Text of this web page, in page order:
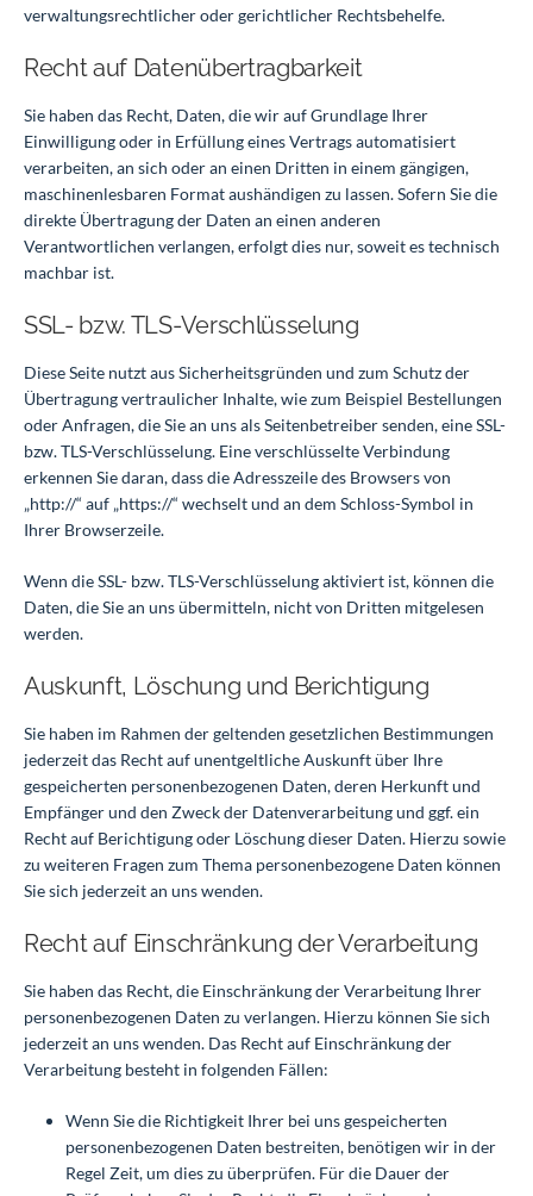
verwaltungsrechtlicher oder gerichtlicher Rechtsbehelfe.
Recht auf Daten­übertrag­barkeit
Sie haben das Recht, Daten, die wir auf Grundlage Ihrer
Einwilligung oder in Erfüllung eines Vertrags automatisiert
verarbeiten, an sich oder an einen Dritten in einem gängigen,
maschinenlesbaren Format aushändigen zu lassen. Sofern Sie die
direkte Übertragung der Daten an einen anderen
Verantwortlichen verlangen, erfolgt dies nur, soweit es technisch
machbar ist.
SSL- bzw. TLS-Verschlüsselung
Diese Seite nutzt aus Sicherheitsgründen und zum Schutz der
Übertragung vertraulicher Inhalte, wie zum Beispiel Bestellungen
oder Anfragen, die Sie an uns als Seitenbetreiber senden, eine SSL-
bzw. TLS-Verschlüsselung. Eine verschlüsselte Verbindung
erkennen Sie daran, dass die Adresszeile des Browsers von
„http://“ auf „https://“ wechselt und an dem Schloss-Symbol in
Ihrer Browserzeile.
Wenn die SSL- bzw. TLS-Verschlüsselung aktiviert ist, können die
Daten, die Sie an uns übermitteln, nicht von Dritten mitgelesen
werden.
Auskunft, Löschung und Berichtigung
Sie haben im Rahmen der geltenden gesetzlichen Bestimmungen
jederzeit das Recht auf unentgeltliche Auskunft über Ihre
gespeicherten personenbezogenen Daten, deren Herkunft und
Empfänger und den Zweck der Datenverarbeitung und ggf. ein
Recht auf Berichtigung oder Löschung dieser Daten. Hierzu sowie
zu weiteren Fragen zum Thema personenbezogene Daten können
Sie sich jederzeit an uns wenden.
Recht auf Einschränkung der Verarbeitung
Sie haben das Recht, die Einschränkung der Verarbeitung Ihrer
personenbezogenen Daten zu verlangen. Hierzu können Sie sich
jederzeit an uns wenden. Das Recht auf Einschränkung der
Verarbeitung besteht in folgenden Fällen:
Wenn Sie die Richtigkeit Ihrer bei uns gespeicherten
personenbezogenen Daten bestreiten, benötigen wir in der
Regel Zeit, um dies zu überprüfen. Für die Dauer der